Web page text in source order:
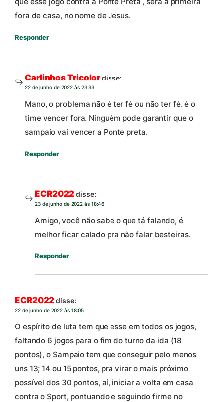
fora de casa, no nome de Jesus.
Responder
Carlinhos Tricolordisse:
22 de junho de 2022 às 23:33
Mano, o problema não é ter fé ou não ter fé. é o
time vencer fora. Ninguém pode garantir que o
sampaio vai vencer a Ponte preta.
Responder
ECR2022disse:
23 de junho de 2022 às 18:46
Amigo, você não sabe o que tá falando, é
melhor ficar calado pra não falar besteiras.
Responder
ECR2022disse:
22 de junho de 2022 às 18:05
O espírito de luta tem que esse em todos os jogos,
faltando 6 jogos para o fim do turno da ida (18
pontos), o Sampaio tem que conseguir pelo menos
uns 13; 14 ou 15 pontos, pra virar o mais próximo
possível dos 30 pontos, aí, iniciar a volta em casa
contra o Sport, pontuando e seguindo firme no